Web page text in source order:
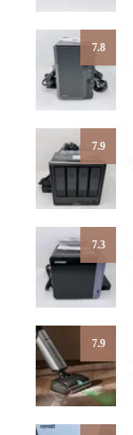
7.8
7.9
7.3
7.9